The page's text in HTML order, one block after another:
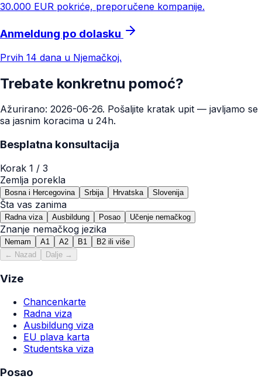
30.000 EUR pokriće, preporučene kompanije.
Anmeldung po dolasku
Prvih 14 dana u Njemačkoj.
Trebate konkretnu pomoć?
Ažurirano: 2026-06-26. Pošaljite kratak upit — javljamo se
sa jasnim koracima u 24h.
Besplatna konsultacija
Korak 1 / 3
Zemlja porekla
Bosna i Hercegovina Srbija Hrvatska Slovenija
Šta vas zanima
Radna viza Ausbildung Posao Učenje nemačkog
Znanje nemačkog jezika
Nemam A1 A2 B1
B2 ili više
← Nazad
Dalje →
Vize
Chancenkarte
Radna viza
Ausbildung viza
EU plava karta
Studentska viza
Posao